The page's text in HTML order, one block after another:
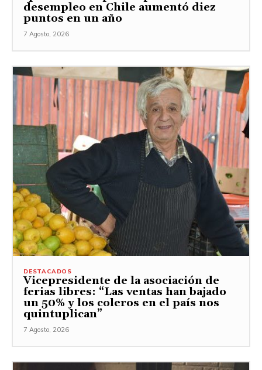
desempleo en Chile aumentó diez
puntos en un año
7 Agosto, 2026
DESTACADOS
Vicepresidente de la asociación de
ferias libres: “Las ventas han bajado
un 50% y los coleros en el país nos
quintuplican”
7 Agosto, 2026